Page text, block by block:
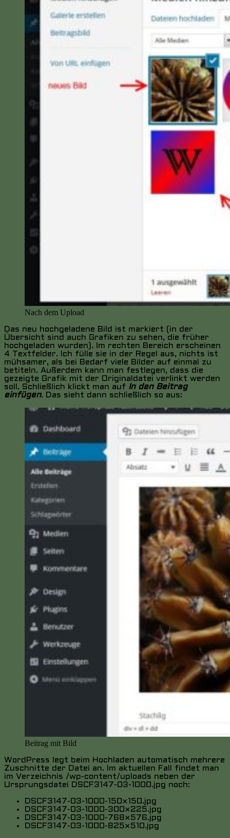
Nach dem Upload
Das neu hochgeladene Bild ist markiert (in der
Übersicht sind auch Grafiken zu sehen, die früher
hochgeladen wurden). Im rechten Bereich erscheinen
4 Textfelder. Ich fülle sie in der Regel aus, nichts ist
mühsamer, als bei Bedarf viele Bilder auf einmal zu
betiteln. Außerdem kann man festlegen, dass die
gezeigte Grafik mit der Originaldatei verlinkt werden
soll. Schließlich klickt man auf In den Beitrag
einfügen. Das sieht dann schließlich so aus:
Beitrag mit Bild
WordPress legt beim Hochladen automatisch mehrere
Zuschnitte der Datei an. Im aktuellen Fall findet man
im Verzeichnis /wp-content/uploads neben der
Ursprungsdatei DSCF3147-03-1000.jpg noch:
DSCF3147-03-1000-150×150.jpg
DSCF3147-03-1000-300×225.jpg
DSCF3147-03-1000-768×576.jpg
DSCF3147-03-1000-825×510.jpg